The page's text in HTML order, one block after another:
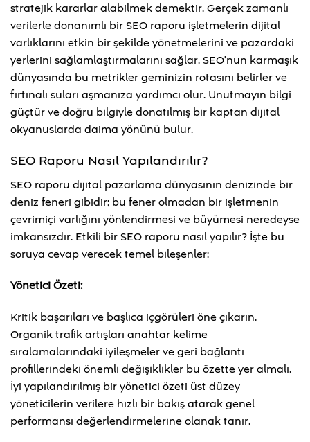
stratejik kararlar alabilmek demektir. Gerçek zamanlı
verilerle donanımlı bir SEO raporu işletmelerin dijital
varlıklarını etkin bir şekilde yönetmelerini ve pazardaki
yerlerini sağlamlaştırmalarını sağlar. SEO’nun karmaşık
dünyasında bu metrikler geminizin rotasını belirler ve
fırtınalı suları aşmanıza yardımcı olur. Unutmayın bilgi
güçtür ve doğru bilgiyle donatılmış bir kaptan dijital
okyanuslarda daima yönünü bulur.
SEO Raporu Nasıl Yapılandırılır?
SEO raporu dijital pazarlama dünyasının denizinde bir
deniz feneri gibidir; bu fener olmadan bir işletmenin
çevrimiçi varlığını yönlendirmesi ve büyümesi neredeyse
imkansızdır. Etkili bir SEO raporu nasıl yapılır? İşte bu
soruya cevap verecek temel bileşenler:
Yönetici Özeti:
Kritik başarıları ve başlıca içgörüleri öne çıkarın.
Organik trafik artışları anahtar kelime
sıralamalarındaki iyileşmeler ve geri bağlantı
profillerindeki önemli değişiklikler bu özette yer almalı.
İyi yapılandırılmış bir yönetici özeti üst düzey
yöneticilerin verilere hızlı bir bakış atarak genel
performansı değerlendirmelerine olanak tanır.